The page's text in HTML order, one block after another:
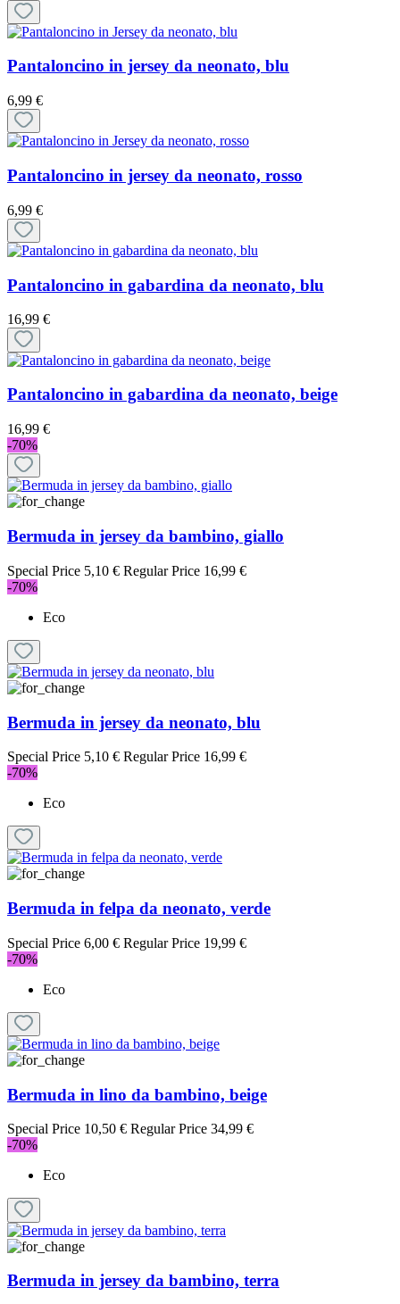
Pantaloncino in jersey da neonato, blu
6,99 €
Pantaloncino in jersey da neonato, rosso
6,99 €
Pantaloncino in gabardina da neonato, blu
16,99 €
Pantaloncino in gabardina da neonato, beige
16,99 €
-70%
Bermuda in jersey da bambino, giallo
Special Price 5,10 € Regular Price 16,99 €
-70%
Eco
Bermuda in jersey da neonato, blu
Special Price 5,10 € Regular Price 16,99 €
-70%
Eco
Bermuda in felpa da neonato, verde
Special Price 6,00 € Regular Price 19,99 €
-70%
Eco
Bermuda in lino da bambino, beige
Special Price 10,50 € Regular Price 34,99 €
-70%
Eco
Bermuda in jersey da bambino, terra